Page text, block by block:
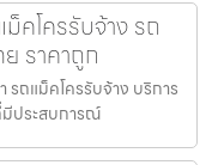
คโครรับจ้าง รถ
ราคาถูก
รถแม็คโครรับจ้าง บริการ
มีประสบการณ์